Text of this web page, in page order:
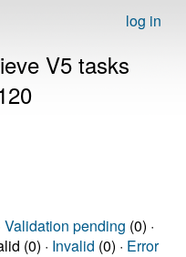
log in
V5 tasks
Validation pending (0) ·
(0) · Invalid (0) · Error